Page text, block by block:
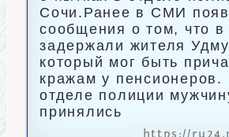
Сочи.Ранее в СМИ
сообщения о том, что в
задержали жителя
который мог быть
кражам у пенсионеров.
отделе полиции
принялись